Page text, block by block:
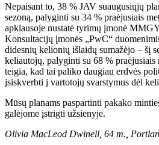
Nepaisant to, 38 % JAV suaugusiųjų
sezoną, palyginti su 34 % praėjusiais
apklausoje nustatė tyrimų įmonė
Konsultacijų įmonės „PwC“
didesnių kelionių išlaidų sumažėjo – šį
keliautojų, palyginti su 68 % praėjusiais
teigia, kad tai paliko daugiau erdvės
įsiskverbti į vartotojų svarstymus dėl
Mūsų planams paspartinti pakako
galėjome įstrigti užsienyje.
Olivia MacLeod Dwinell, 64 m.,